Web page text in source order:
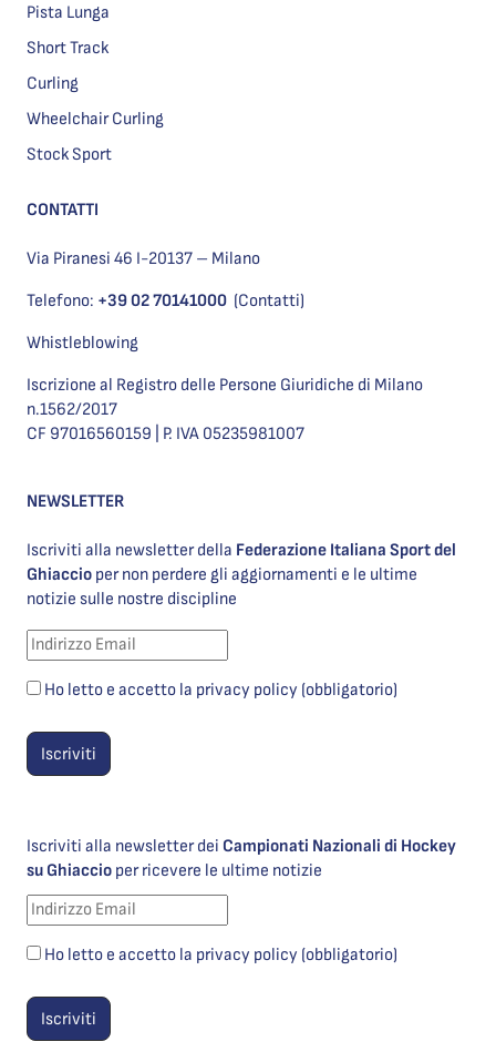
Pista Lunga
Short Track
Curling
Wheelchair Curling
Stock Sport
CONTATTI
Via Piranesi 46 I-20137 – Milano
Telefono: +39 02 70141000 (Contatti)
Whistleblowing
Iscrizione al Registro delle Persone Giuridiche di Milano
n.1562/2017
CF 97016560159 | P. IVA 05235981007
NEWSLETTER
Iscriviti alla newsletter della Federazione Italiana Sport del
Ghiaccio per non perdere gli aggiornamenti e le ultime
notizie sulle nostre discipline
Ho letto e accetto la privacy policy (obbligatorio)
Iscriviti alla newsletter dei Campionati Nazionali di Hockey
su Ghiaccio per ricevere le ultime notizie
Ho letto e accetto la privacy policy (obbligatorio)